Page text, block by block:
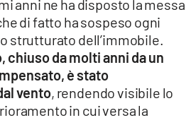
anni ne ha disposto la messa
di fatto ha sospeso ogni
strutturato dell’immobile.
chiuso da molti anni da un
è stato
vento, rendendo visibile lo
in cui versa la